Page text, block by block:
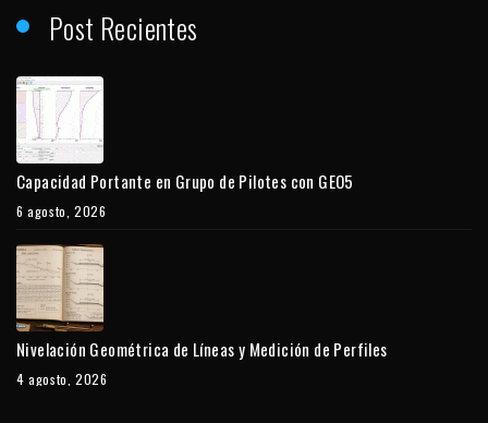
Post Recientes
Capacidad Portante en Grupo de Pilotes con GEO5
6 agosto, 2026
Nivelación Geométrica de Líneas y Medición de Perfiles
4 agosto, 2026